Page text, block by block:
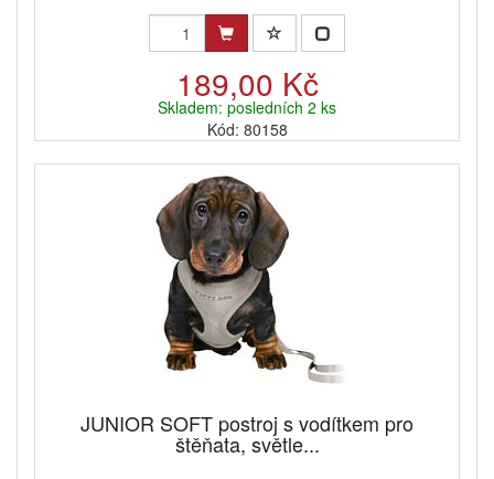
189,00 Kč
Skladem: posledních 2 ks
Kód: 80158
JUNIOR SOFT postroj s vodítkem pro
štěňata, světle...